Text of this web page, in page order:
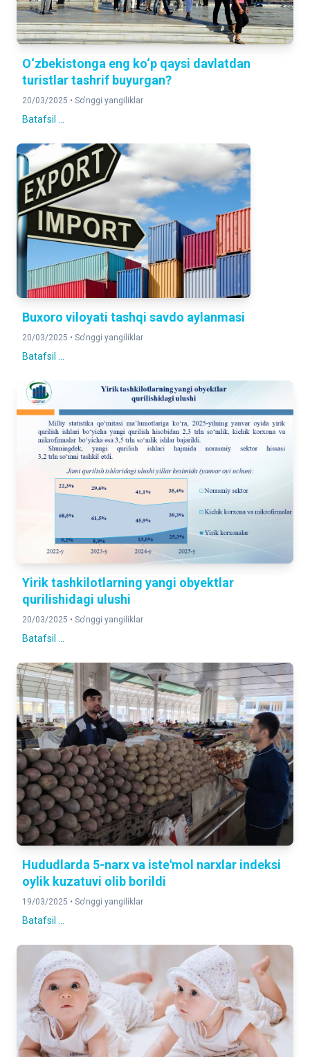
O‘zbekistonga eng ko‘p qaysi davlatdan
turistlar tashrif buyurgan?
20/03/2025 • So'nggi yangiliklar
Batafsil ...
Buxoro viloyati tashqi savdo aylanmasi
20/03/2025 • So'nggi yangiliklar
Batafsil ...
Yirik tashkilotlarning yangi obyektlar
qurilishidagi ulushi
20/03/2025 • So'nggi yangiliklar
Batafsil ...
Hududlarda 5-narx va iste'mol narxlar indeksi
oylik kuzatuvi olib borildi
19/03/2025 • So'nggi yangiliklar
Batafsil ...